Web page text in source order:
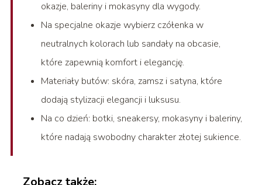
okazje, baleriny i mokasyny dla wygody.
Na specjalne okazje wybierz czółenka w
neutralnych kolorach lub sandały na obcasie,
które zapewnią komfort i elegancję.
Materiały butów: skóra, zamsz i satyna, które
dodają stylizacji elegancji i luksusu.
Na co dzień: botki, sneakersy, mokasyny i baleriny,
które nadają swobodny charakter złotej sukience.